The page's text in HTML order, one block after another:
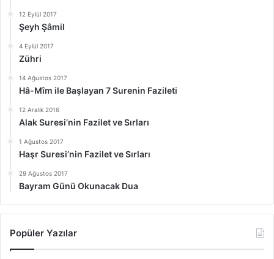
12 Eylül 2017
Şeyh Şâmil
4 Eylül 2017
Zühri
14 Ağustos 2017
Hâ-Mîm ile Başlayan 7 Surenin Fazileti
12 Aralık 2016
Alak Suresi’nin Fazilet ve Sırları
1 Ağustos 2017
Haşr Suresi’nin Fazilet ve Sırları
29 Ağustos 2017
Bayram Günü Okunacak Dua
Popüler Yazılar